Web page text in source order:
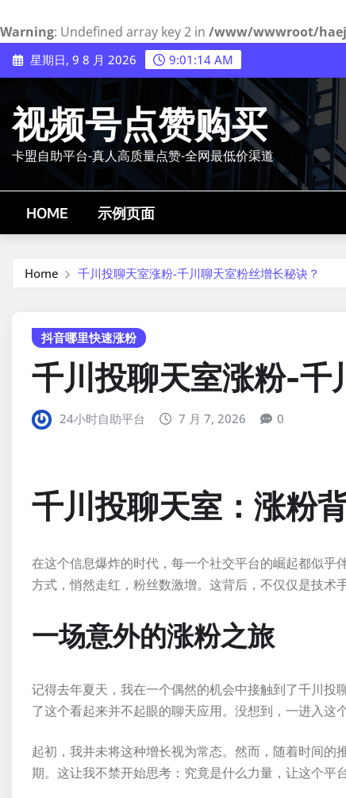
Warning: Undefined array key 2 in /www/wwwroot/
Skip
to
星期日, 9 8 月 2026 9:01:15 AM
视频号点赞购买
卡盟自助平台-真人高质量点赞-全网最低价渠道
HOME 示例页面
Home 千川投聊天室涨粉-千川聊天室粉丝增长秘诀？
抖音哪里快速涨粉
千川投聊天室涨粉-千
24小时自助平台 7 月 7, 2026 0
千川投聊天室：涨粉
在这个信息爆炸的时代，每一个社交平台的崛起都似
方式，悄然走红，粉丝数激增。这背后，不仅仅是技术
一场意外的涨粉之旅
记得去年夏天，我在一个偶然的机会中接触到了千川
了这个看起来并不起眼的聊天应用。没想到，一进入这
起初，我并未将这种增长视为常态。然而，随着时间
期。这让我不禁开始思考：究竟是什么力量，让这个平